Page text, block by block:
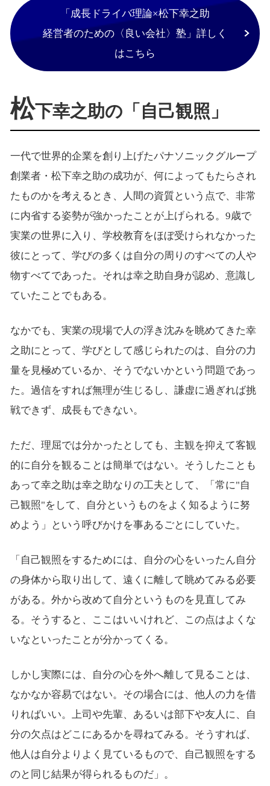
「成長ドライバ理論×松下幸之助
経営者のための〈良い会社〉塾」詳しく
はこちら
松下幸之助の「自己観照」
一代で世界的企業を創り上げたパナソニックグループ
創業者・松下幸之助の成功が、何によってもたらされ
たものかを考えるとき、人間の資質という点で、非常
に内省する姿勢が強かったことが上げられる。9歳で
実業の世界に入り、学校教育をほぼ受けられなかった
彼にとって、学びの多くは自分の周りのすべての人や
物すべてであった。それは幸之助自身が認め、意識し
ていたことでもある。
なかでも、実業の現場で人の浮き沈みを眺めてきた幸
之助にとって、学びとして感じられたのは、自分の力
量を見極めているか、そうでないかという問題であっ
た。過信をすれば無理が生じるし、謙虚に過ぎれば挑
戦できず、成長もできない。
ただ、理屈では分かったとしても、主観を抑えて客観
的に自分を観ることは簡単ではない。そうしたことも
あって幸之助は幸之助なりの工夫として、「常に"自
己観照"をして、自分というものをよく知るように努
めよう」という呼びかけを事あるごとにしていた。
「自己観照をするためには、自分の心をいったん自分
の身体から取り出して、遠くに離して眺めてみる必要
がある。外から改めて自分というものを見直してみ
る。そうすると、ここはいいけれど、この点はよくな
いなといったことが分かってくる。
しかし実際には、自分の心を外へ離して見ることは、
なかなか容易ではない。その場合には、他人の力を借
りればいい。上司や先輩、あるいは部下や友人に、自
分の欠点はどこにあるかを尋ねてみる。そうすれば、
他人は自分よりよく見ているもので、自己観照をする
のと同じ結果が得られるものだ」。